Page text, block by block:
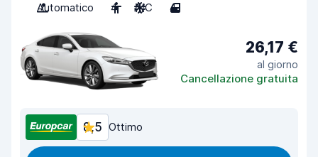
Automatico
4 A/C 4
26,17 €
al giorno
Cancellazione gratuita
8,5 Ottimo